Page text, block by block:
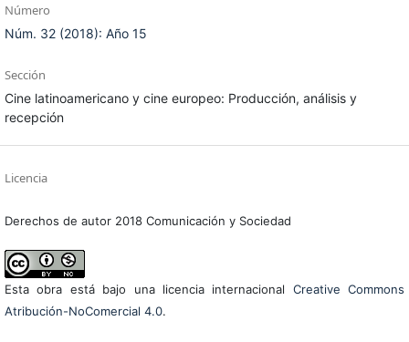
Número
Núm. 32 (2018): Año 15
Sección
Cine latinoamericano y cine europeo: Producción, análisis y
recepción
Licencia
Derechos de autor 2018 Comunicación y Sociedad
Esta obra está bajo una licencia internacional Creative Commons
Atribución-NoComercial 4.0.